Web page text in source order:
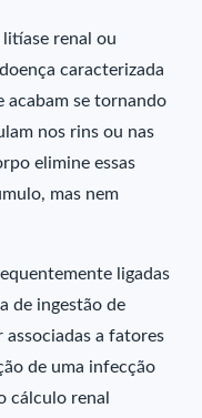
renal ou
caracterizada
acabam se tornando
nos rins ou nas
elimine essas
mas nem
ligadas
de ingestão de
associadas a fatores
de uma infecção
cálculo renal